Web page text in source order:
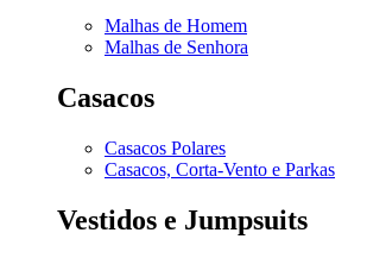
Malhas de Homem
Malhas de Senhora
Casacos
Casacos Polares
Casacos, Corta-Vento e Parkas
Vestidos e Jumpsuits